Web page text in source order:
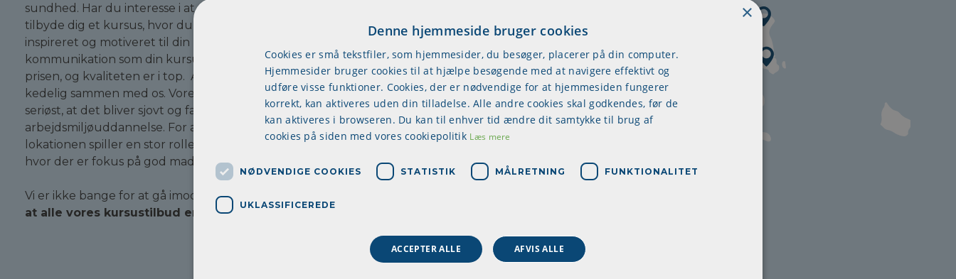
sundhed. Har du interesse i at deltage i kurser med fysisk fremmøde kan vi
tilbyde dig et kursus, hvor du sammen med dine medkursister bliver
inspireret og motiveret til din nye rolle. Du skal vælge APROPOS
kommunikation som din kursusudbyder, da vi er konkurrencedygtige på
prisen, og kvaliteten er i top. Arbejdsmiljøuddannelsen er ikke
kedelig sammen med os. Vores arbejdsform er enkel - Vi tager læring så
seriøst, at det bliver sjovt og fagligt at deltage på den lovpligtige
arbejdsmiljøuddannelse. For at opnå den bedste indlæring, ved vi at
lokationen spiller en stor rolle. Derfor har vi nøje udvalgt lokationerne,
hvor der er fokus på god mad og behagelige omgivelser
Vi er ikke bange for at gå imod strømmen
at alle vores kursustilbud er testet på mennesker .
Info & tilmelding
×
Denne hjemmeside bruger cookies
Cookies er små tekstfiler, som hjemmesider, du besøger, placerer på din computer.
Hjemmesider bruger cookies til at hjælpe besøgende med at navigere effektivt og
udføre visse funktioner. Cookies, der er nødvendige for at hjemmesiden fungerer
korrekt, kan aktiveres uden din tilladelse. Alle andre cookies skal godkendes, før de
kan aktiveres i browseren. Du kan til enhver tid ændre dit samtykke til brug af
cookies på siden med vores cookiepolitik Læs mere
NØDVENDIGE COOKIES STATISTIK MÅLRETNING FUNKTIONALITET
UKLASSIFICEREDE
ACCEPTER ALLE AFVIS ALLE